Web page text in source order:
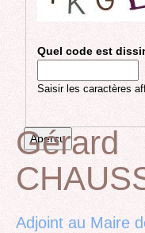
Quel code est
Saisir les caractères
Back
to
Gérard
Adjoint au Maire